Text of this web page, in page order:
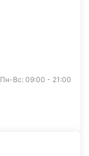
Пн-Вс: 09:00 - 21:00